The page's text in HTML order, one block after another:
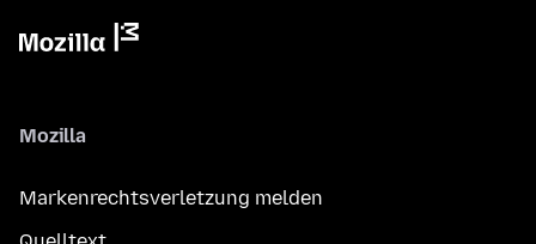
Mozilla
Markenrechtsverletzung melden